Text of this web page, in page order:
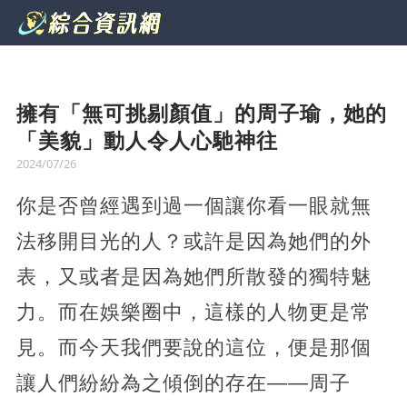
擁有「無可挑剔顏值」的周子瑜，她的
「美貌」動人令人心馳神往
2024/07/26
你是否曾經遇到過一個讓你看一眼就無
法移開目光的人？或許是因為她們的外
表，又或者是因為她們所散發的獨特魅
力。而在娛樂圈中，這樣的人物更是常
見。而今天我們要說的這位，便是那個
讓人們紛紛為之傾倒的存在——周子